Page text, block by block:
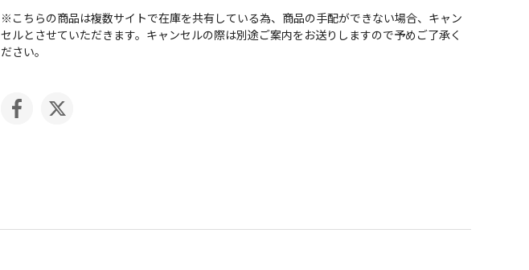
※こちらの商品は複数サイトで在庫を共有している為、商品の手配ができない場合、キャン
セルとさせていただきます。キャンセルの際は別途ご案内をお送りしますので予めご了承く
ださい。